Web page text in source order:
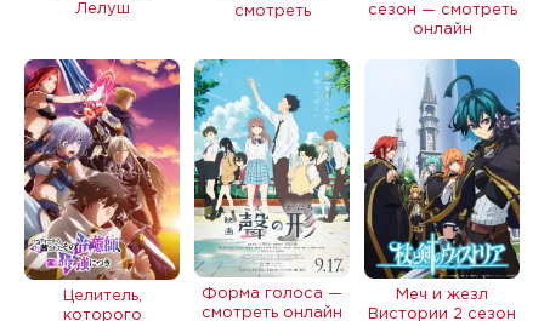
Лелуш
смотреть
сезон — смотреть
онлайн
Целитель,
которого
Форма голоса —
смотреть онлайн
Меч и жезл
Вистории 2 сезон